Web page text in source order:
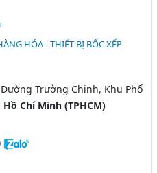
HÓA - THIẾT BỊ BỐC XẾP
Đường Trường Chinh, Khu Phố
Hồ Chí Minh (TPHCM)